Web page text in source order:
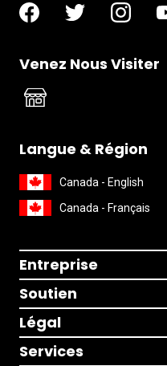
Venez Nous Visiter
Langue & Région
Canada - English
Canada - Français
Entreprise
Soutien
Légal
Services